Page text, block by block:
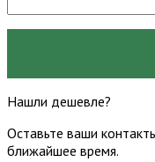
Нашли дешевле?
Оставьте ваши
ближайшее время.